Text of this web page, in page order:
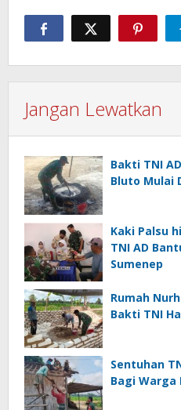
Jangan Lewatkan
Bakti TNI
Bluto Mulai
Kaki Palsu
TNI AD
Sumenep
Rumah
Bakti TNI
Sentuhan
Bagi